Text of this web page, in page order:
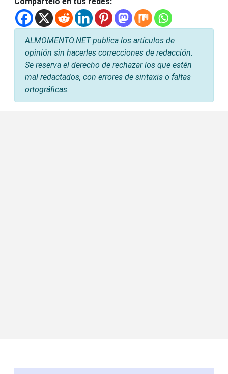
ALMOMENTO.NET publica los artículos de
opinión sin hacerles correcciones de redacción.
Se reserva el derecho de rechazar los que estén
mal redactados, con errores de sintaxis o faltas
ortográficas.